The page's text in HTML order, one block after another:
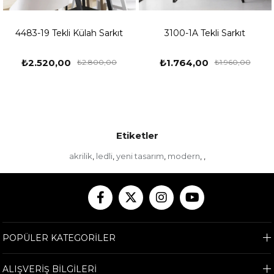
4483-19 Tekli Külah Sarkıt
₺2.520,00 ₺2.800,00
3100-1A Tekli Sarkıt
₺1.764,00 ₺1.960,00
Etiketler
akrilik, ledli, yeni tasarım, modern, ,
POPÜLER KATEGORİLER
ALIŞVERİŞ BİLGİLERİ